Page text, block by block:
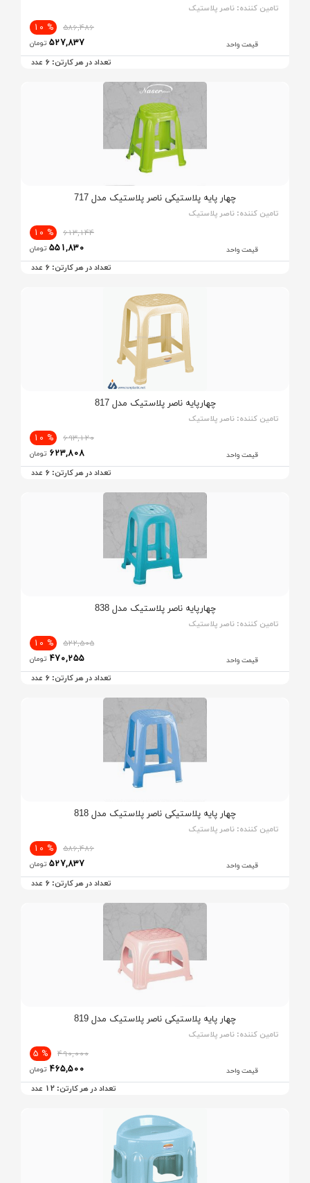
تامین کننده: ناصر پلاستیک
قیمت واحد
586,486
% 10
527,837 تومان
تعداد در هر کارتن: 6 عدد
چهار پایه پلاستیکی ناصر پلاستیک مدل 717
تامین کننده: ناصر پلاستیک
قیمت واحد
613,144
% 10
551,830 تومان
تعداد در هر کارتن: 6 عدد
چهارپایه ناصر پلاستیک مدل 817
تامین کننده: ناصر پلاستیک
قیمت واحد
693,120
% 10
623,808 تومان
تعداد در هر کارتن: 6 عدد
چهارپایه ناصر پلاستیک مدل 838
تامین کننده: ناصر پلاستیک
قیمت واحد
522,505
% 10
470,255 تومان
تعداد در هر کارتن: 6 عدد
چهار پایه پلاستیکی ناصر پلاستیک مدل 818
تامین کننده: ناصر پلاستیک
قیمت واحد
586,486
% 10
527,837 تومان
تعداد در هر کارتن: 6 عدد
چهار پایه پلاستیکی ناصر پلاستیک مدل 819
تامین کننده: ناصر پلاستیک
قیمت واحد
490,000
% 5
465,500 تومان
تعداد در هر کارتن: 12 عدد